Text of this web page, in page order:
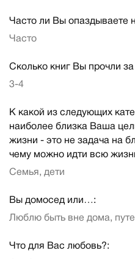
Часто ли Вы опаздываете
Часто
Сколько книг Вы прочли
3-4
К какой из следующих
наиболее близка Ваша
жизни - это не задача на
чему можно идти всю
Семья, дети
Вы домосед или…:
Люблю быть вне дома,
Что для Вас любовь?: